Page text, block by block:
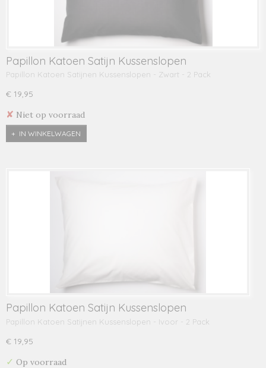
Papillon Katoen Satijn Kussenslopen
Papillon Katoen Satijnen Kussenslopen - Zwart - 2 Pack
€ 19,95
✘ Niet op voorraad
IN WINKELWAGEN
Papillon Katoen Satijn Kussenslopen
Papillon Katoen Satijnen Kussenslopen - Ivoor - 2 Pack
€ 19,95
✓ Op voorraad